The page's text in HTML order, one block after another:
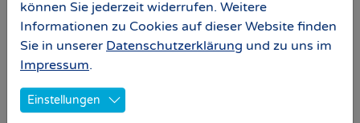
können Sie jederzeit widerrufen. Weitere
Informationen zu Cookies auf dieser Website finden
Sie in unserer Datenschutzerklärung und zu uns im
Impressum.
Einstellungen